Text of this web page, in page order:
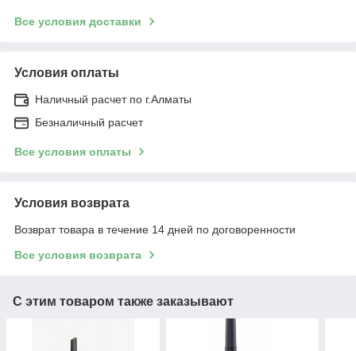
Все условия доставки
Условия оплаты
Наличный расчет по г.Алматы
Безналичный расчет
Все условия оплаты
Условия возврата
Возврат товара в течение 14 дней по договоренности
Все условия возврата
С этим товаром также заказывают